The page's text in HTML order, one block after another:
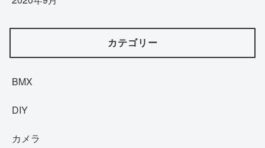
カテゴリー
BMX
DIY
カメラ